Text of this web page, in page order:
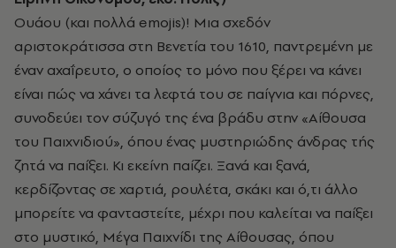
Ουάου (και πολλά emojis)! Μια σχεδόν
αριστοκράτισσα στη Βενετία του 1610, παντρεμένη με
έναν αχαΐρευτο, ο οποίος το μόνο που ξέρει να κάνει
είναι πώς να χάνει τα λεφτά του σε παίγνια και πόρνες,
συνοδεύει τον σύζυγό της ένα βράδυ στην «Αίθουσα
του Παιχνιδιού», όπου ένας μυστηριώδης άνδρας τής
ζητά να παίξει. Κι εκείνη παίζει. Ξανά και ξανά,
κερδίζοντας σε χαρτιά, ρουλέτα, σκάκι και ό,τι άλλο
μπορείτε να φανταστείτε, μέχρι που καλείται να παίξει
στο μυστικό, Μέγα Παιχνίδι της Αίθουσας, όπου